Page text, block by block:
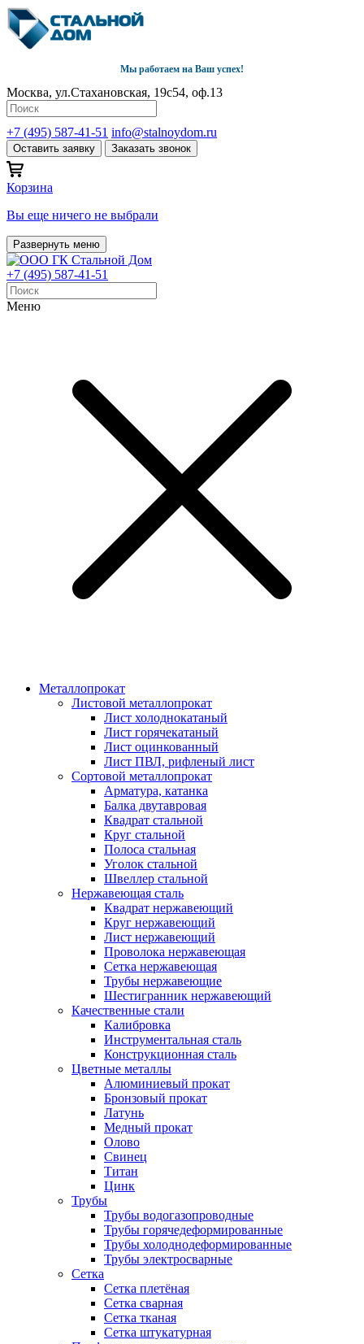
Мы работаем на Ваш успех!
Москва, ул.Стахановская, 19с54, оф.13
+7 (495) 587-41-51 info@stalnoydom.ru
Оставить заявку Заказать звонок
Корзина
Вы еще ничего не выбрали
Развернуть меню
+7 (495) 587-41-51
Меню
Металлопрокат
Листовой металлопрокат
Лист холоднокатаный
Лист горячекатаный
Лист оцинкованный
Лист ПВЛ, рифленый лист
Сортовой металлопрокат
Арматура, катанка
Балка двутавровая
Квадрат стальной
Круг стальной
Полоса стальная
Уголок стальной
Швеллер стальной
Нержавеющая сталь
Квадрат нержавеющий
Круг нержавеющий
Лист нержавеющий
Проволока нержавеющая
Сетка нержавеющая
Трубы нержавеющие
Шестигранник нержавеющий
Качественные стали
Калибровка
Инструментальная сталь
Конструкционная сталь
Цветные металлы
Алюминиевый прокат
Бронзовый прокат
Латунь
Медный прокат
Олово
Свинец
Титан
Цинк
Трубы
Трубы водогазопроводные
Трубы горячедеформированные
Трубы холоднодеформированные
Трубы электросварные
Сетка
Сетка плетёная
Сетка сварная
Сетка тканая
Сетка штукатурная